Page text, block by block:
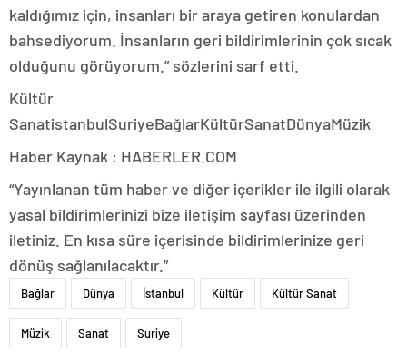
kaldığımız için, insanları bir araya getiren konulardan
bahsediyorum. İnsanların geri bildirimlerinin çok sıcak
olduğunu görüyorum.” sözlerini sarf etti.
Kültür
SanatistanbulSuriyeBağlarKültürSanatDünyaMüzik
Haber Kaynak : HABERLER.COM
“Yayınlanan tüm haber ve diğer içerikler ile ilgili olarak
yasal bildirimlerinizi bize iletişim sayfası üzerinden
iletiniz. En kısa süre içerisinde bildirimlerinize geri
dönüş sağlanılacaktır.”
Bağlar Dünya İstanbul Kültür Kültür Sanat
Müzik Sanat Suriye